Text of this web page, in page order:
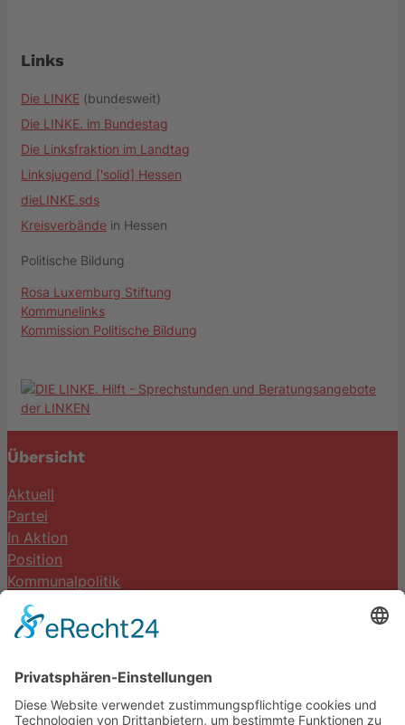
Links
Die LINKE (bundesweit)
Die LINKE. im Bundestag
Die Linksfraktion im Landtag
Linksjugend ['solid] Hessen
dieLINKE.sds
Kreisverbände in Hessen
Politische Bildung
Rosa Luxemburg Stiftung
Kommunelinks
Kommission Politische Bildung
Übersicht
Aktuell
Partei
In Aktion
Position
Kommunalpolitik
Termine
DIE LINKE. Schwalm-Eder
Steingasse 5